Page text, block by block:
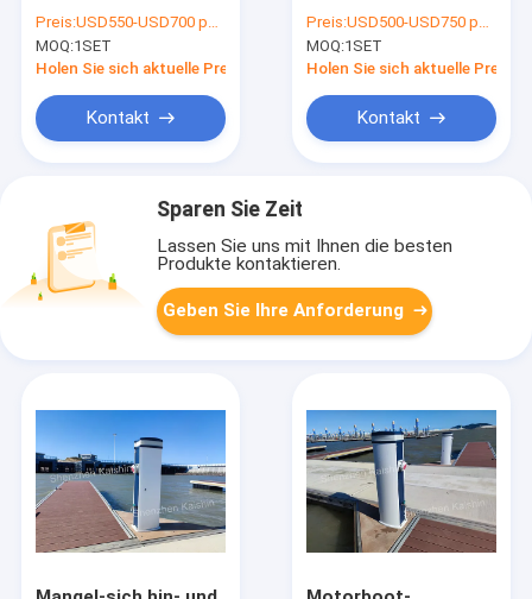
Pollerleuchte-Haus-
Energie-Sockel-
Wasser und Energie-
Preis:USD550-USD700 per set
MOQ:1SET
Holen Sie sich aktuelle Preis
Kontakt
Ponton Decking-
Energie und Wasser-
Sockel Marine
Preis:USD500-USD750 per set
MOQ:1SET
Holen Sie sich aktuelle Preis
Kontakt
Sparen Sie Zeit
Lassen Sie uns mit Ihnen die besten
Produkte kontaktieren.
Geben Sie Ihre Anforderung